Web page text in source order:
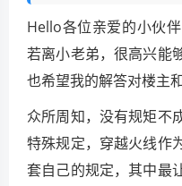
Hello各位亲爱的小伙
若离小老弟，很高兴能
也希望我的解答对楼主
众所周知，没有规矩不
特殊规定，穿越火线作
套自己的规定，其中最